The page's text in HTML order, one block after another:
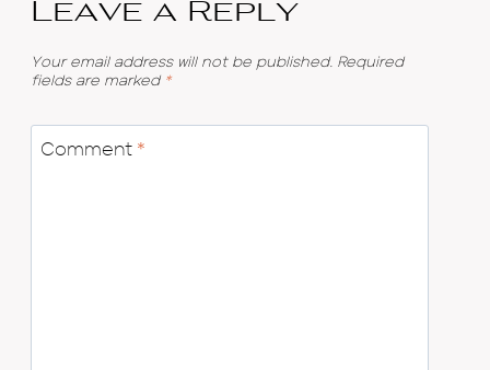
Leave a Reply
Your email address will not be published. Required
fields are marked *
Comment *